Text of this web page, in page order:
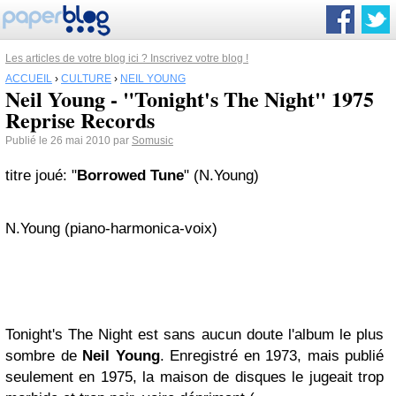
Les articles de votre blog ici ? Inscrivez votre blog !
ACCUEIL › CULTURE › NEIL YOUNG
Neil Young - "Tonight's The Night" 1975
Reprise Records
Publié le 26 mai 2010 par Somusic
titre joué: "Borrowed Tune" (N.Young)
N.Young (piano-harmonica-voix)
Tonight's The Night est sans aucun doute l'album le plus
sombre de Neil Young. Enregistré en 1973, mais publié
seulement en 1975, la maison de disques le jugeait trop